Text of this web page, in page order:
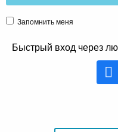
Запомнить меня
Быстрый вход через